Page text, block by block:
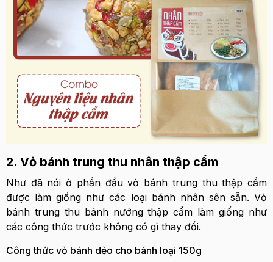
2. Vỏ bánh trung thu nhân thập cẩm
Như đã nói ở phần đầu vỏ bánh trung thu thập cẩm
được làm giống như các loại bánh nhân sên sẵn. Vỏ
bánh trung thu bánh nướng thập cẩm làm giống như
các công thức trước không có gì thay đổi.
Công thức vỏ bánh dẻo cho bánh loại 150g